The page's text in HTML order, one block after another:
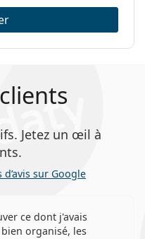
Jetez un œil à
d’avis sur Google
ce dont j'avais
organisé, les